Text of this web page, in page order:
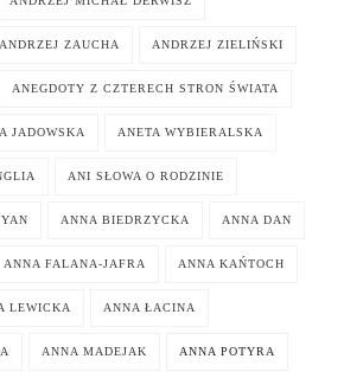
ANDRZEJ ZAUCHA ANDRZEJ ZIELIŃSKI
ANEGDOTY Z CZTERECH STRON ŚWIATA
JADOWSKA ANETA WYBIERALSKA
ANI SŁOWA O RODZINIE
ANNA BIEDRZYCKA ANNA DAN
ANNA FALANA-JAFRA ANNA KAŃTOCH
LEWICKA ANNA ŁACINA
ANNA MADEJAK ANNA POTYRA